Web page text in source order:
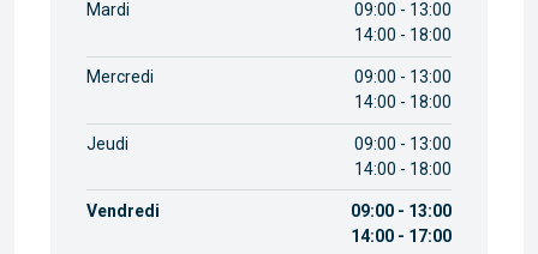
Mardi
09:00 - 13:00
14:00 - 18:00
Mercredi
09:00 - 13:00
14:00 - 18:00
Jeudi
09:00 - 13:00
14:00 - 18:00
Vendredi
09:00 - 13:00
14:00 - 17:00